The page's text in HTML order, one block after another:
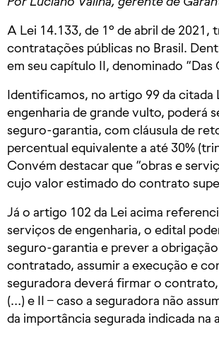
A Lei 14.133, de 1º de abril de
contratações públicas no Brasil.
em seu capítulo II, denominado “Das
Identificamos, no artigo 99 da citada
engenharia de grande vulto, poderá
seguro-garantia, com cláusula de
percentual equivalente a até 30%
Convém destacar que “obras e
cujo valor estimado do contrato
Já o artigo 102 da Lei acima
serviços de engenharia, o edital
seguro-garantia e prever a
contratado, assumir a execução e
seguradora deverá firmar o
(…) e II – caso a seguradora não
da importância segurada indicada na